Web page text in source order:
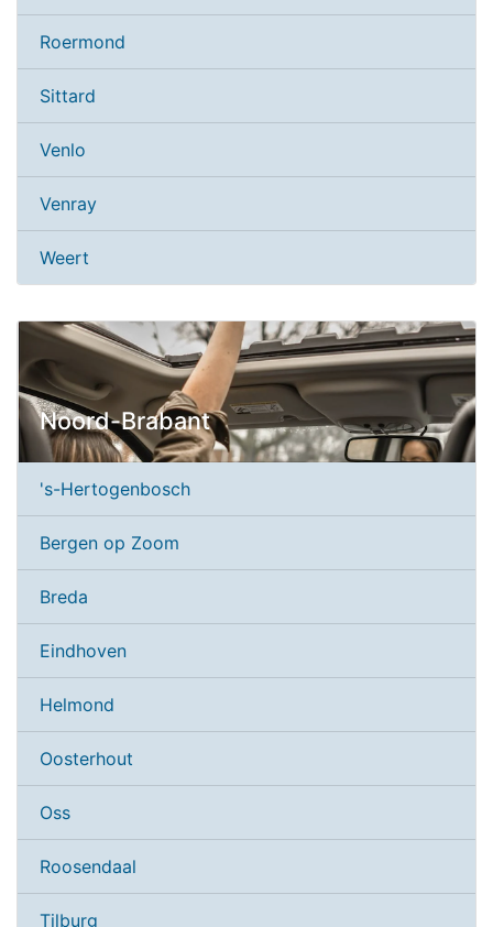
Roermond
Sittard
Venlo
Venray
Weert
Noord-Brabant
's-Hertogenbosch
Bergen op Zoom
Breda
Eindhoven
Helmond
Oosterhout
Oss
Roosendaal
Tilburg